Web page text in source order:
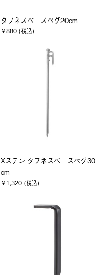
タフネスベースペグ20cm
￥880 (税込)
Xステン タフネスベースペグ30
cm
￥1,320 (税込)